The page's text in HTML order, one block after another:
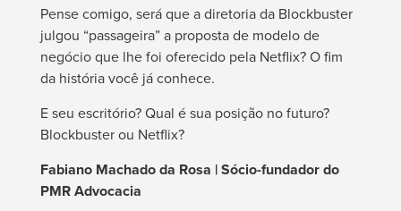
Pense comigo, será que a diretoria da Blockbuster
julgou “passageira” a proposta de modelo de
negócio que lhe foi oferecido pela Netflix? O fim
da história você já conhece.
E seu escritório? Qual é sua posição no futuro?
Blockbuster ou Netflix?
Fabiano Machado da Rosa | Sócio-fundador do
PMR Advocacia